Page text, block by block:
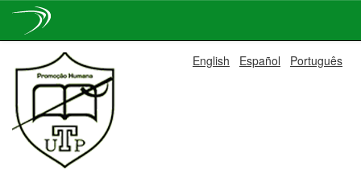
navigation
English Español Português